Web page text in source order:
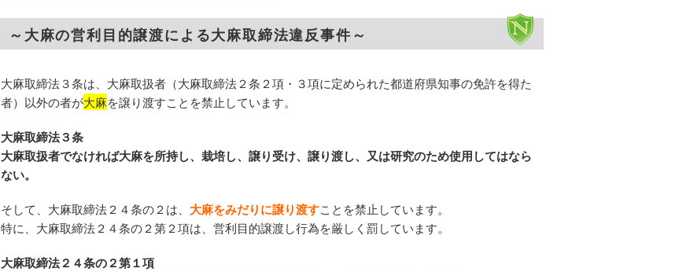
～大麻の営利目的譲渡による大麻取締法違反事件～
大麻取締法３条は、大麻取扱者（大麻取締法２条２項・３項に定められた都道府県知事の免許を得た
者）以外の者が大麻を譲り渡すことを禁止しています。
大麻取締法３条
大麻取扱者でなければ大麻を所持し、栽培し、譲り受け、譲り渡し、又は研究のため使用してはなら
ない。
そして、大麻取締法２４条の２は、 大麻をみだりに譲り渡すことを禁止しています。
特に、大麻取締法２４条の２第２項は、営利目的譲渡し行為を厳しく罰しています。
大麻取締法２４条の２第１項